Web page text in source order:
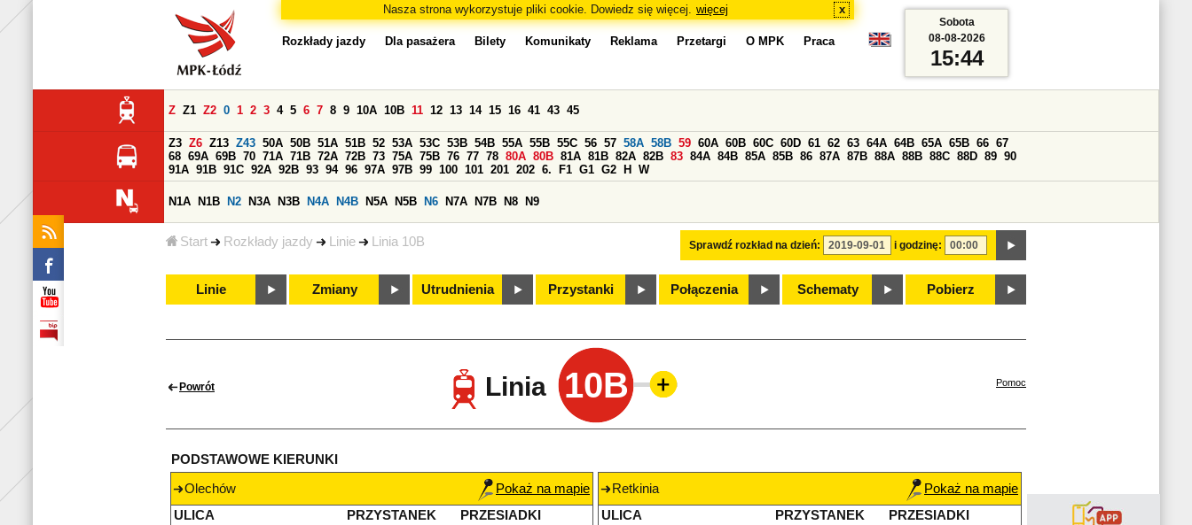
Nasza strona wykorzystuje pliki cookie. Dowiedz się więcej. więcej x
Start Rozkłady jazdy Linie Linia 10B
Rozkłady jazdy Dla pasażera Bilety Komunikaty Reklama Przetargi O MPK Praca
Sprawdź rozkład na dzień: i godzinę:
Z Z1 Z2 0 1 2 3 4 5 6 7 8 9 10A 10B 11 12 13 14 15 16 41 43 45
Z3 Z6 Z13 Z43 50A 50B 51A 51B 52 53A 53C 53B 54B 55A 55B 55C 56 57 58A 58B 59 60A 60B 60C 60D 61 62 63 64A 64B 65A 65B 66 67
68 69A 69B 70 71A 71B 72A 72B 73 75A 75B 76 77 78 80A 80B 81A 81B 82A 82B 83 84A 84B 85A 85B 86 87A 87B 88A 88B 88C 88D 89 90
91A 91B 91C 92A 92B 93 94 96 97A 97B 99 100 101 201 202 6. F1 G1 G2 H W
N1A N1B N2 N3A N3B N4A N4B N5A N5B N6 N7A N7B N8 N9
Linie Zmiany Utrudnienia Przystanki Połączenia Schematy Pobierz
Sobota
08-08-2026
15:44
Powrót Linia 10B Pomoc
PODSTAWOWE KIERUNKI
Olechów
Pokaż na mapie
ULICA
PRZYSTANEK
PRZESIADKI
Retkinia
Pokaż na mapie
ULICA
PRZYSTANEK
PRZESIADKI